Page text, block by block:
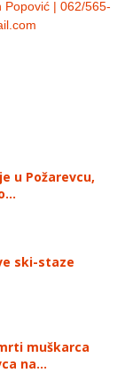
Popović | 062/565-
u Požarevcu,
ski-staze
muškarca
na...